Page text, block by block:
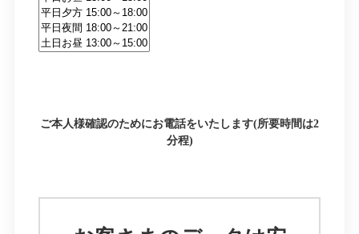
ご本人様確認のためにお電話をいたします(所要時間は2
分程)